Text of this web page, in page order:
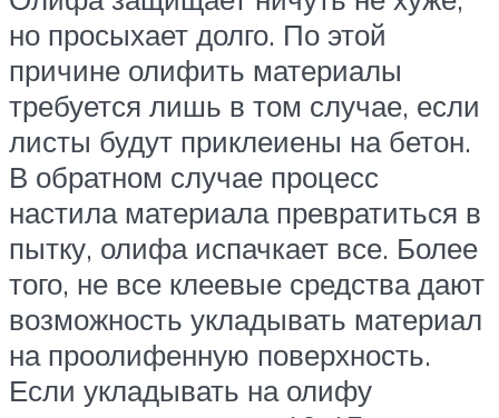
но просыхает долго. По этой
причине олифить материалы
требуется лишь в том случае, если
листы будут приклеиены на бетон.
В обратном случае процесс
настила материала превратиться в
пытку, олифа испачкает все. Более
того, не все клеевые средства дают
возможность укладывать материал
на проолифенную поверхность.
Если укладывать на олифу